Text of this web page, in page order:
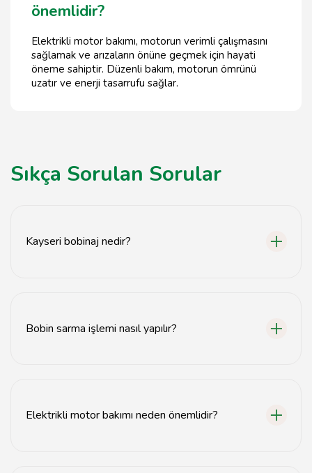
önemlidir?
Elektrikli motor bakımı, motorun verimli çalışmasını
sağlamak ve arızaların önüne geçmek için hayati
öneme sahiptir. Düzenli bakım, motorun ömrünü
uzatır ve enerji tasarrufu sağlar.
Sıkça Sorulan Sorular
Kayseri bobinaj nedir?
Bobin sarma işlemi nasıl yapılır?
Elektrikli motor bakımı neden önemlidir?